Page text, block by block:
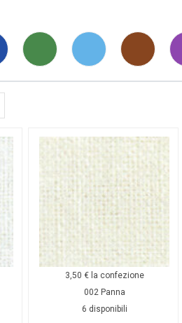
3,50 € la confezione
002 Panna
6 disponibili